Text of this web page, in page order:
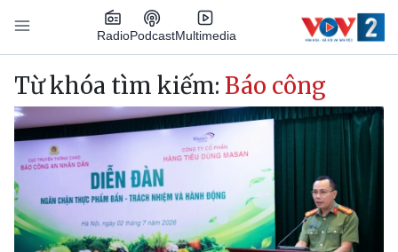
Nhảy đến nội dung
RadioPodcastMultimedia
Main navigation
Từ khóa tìm kiếm: Báo công